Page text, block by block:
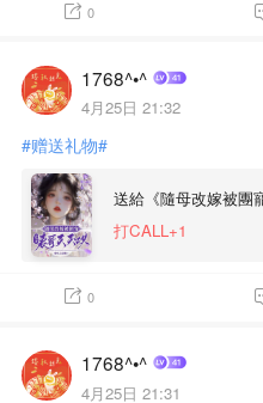
0
1768^•^
4月25日 21:32
#赠送礼物#
送給《隨母改嫁被團
打CALL+1
0
1768^•^
4月25日 21:31